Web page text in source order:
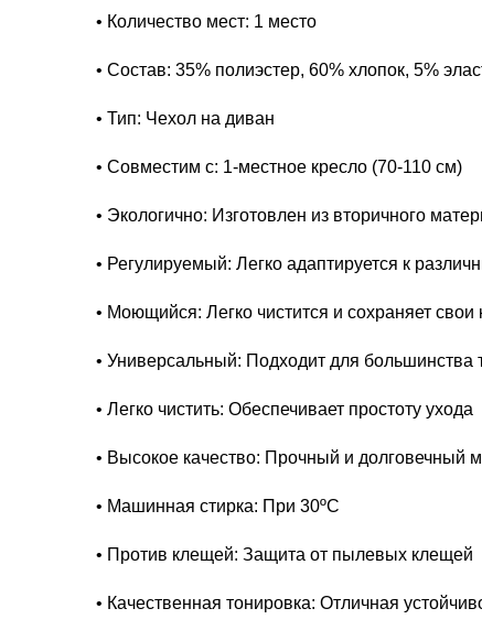
• Количество мест: 1 место
• Состав: 35% полиэстер, 60% хлопок, 5%
• Тип: Чехол на диван
• Совместим с: 1-местное кресло (70-110 см)
• Экологично: Изготовлен из вторичного
• Регулируемый: Легко адаптируется к
• Моющийся: Легко чистится и сохраняет свои
• Универсальный: Подходит для большинства
• Легко чистить: Обеспечивает простоту ухода
• Высокое качество: Прочный и долговечный
• Машинная стирка: При 30ºC
• Против клещей: Защита от пылевых клещей
• Качественная тонировка: Отличная